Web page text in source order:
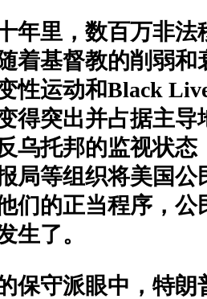
年里，数百万非法
着基督教的削弱和
性运动和Black
得突出并占据主导
乌托邦的监视状态
局等组织将美国公
们的正当程序，公
生了。
保守派眼中，特朗